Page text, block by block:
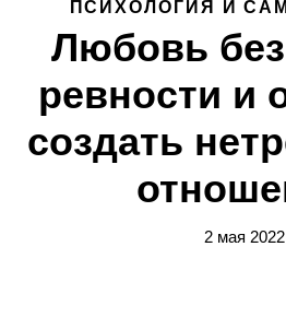
ПСИХОЛОГИЯ И
Любовь без
ревности и
создать
2 мая 2022